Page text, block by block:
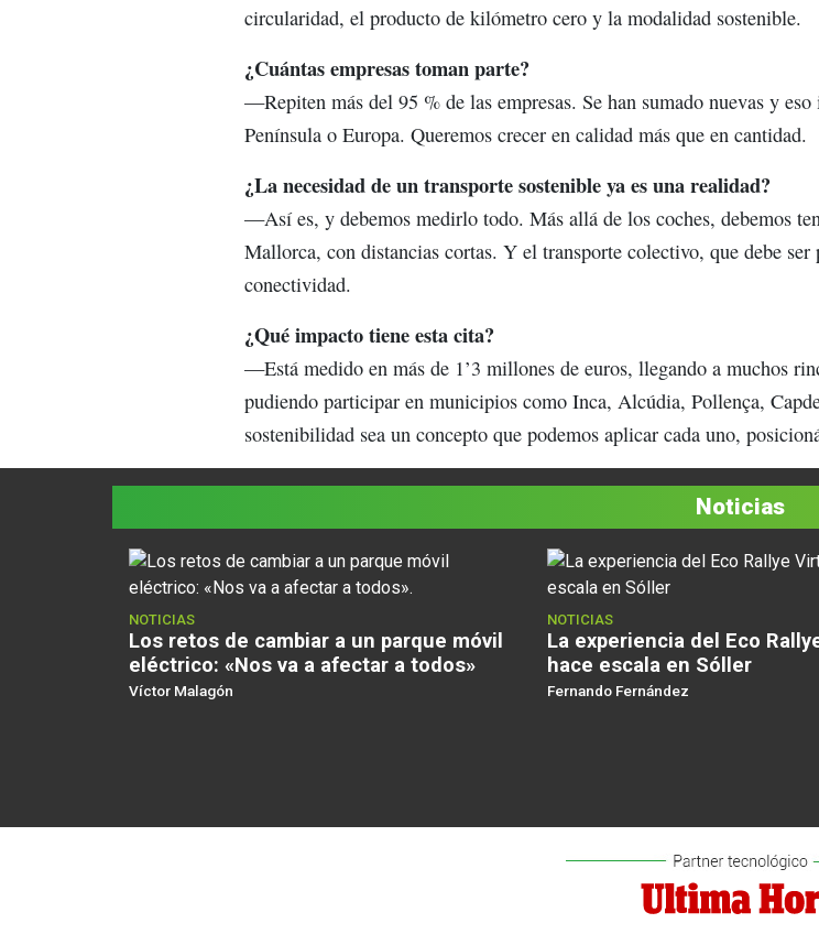
circularidad, el producto de kilómetro cero y la modalidad sostenible.
¿Cuántas empresas toman parte?
—Repiten más del 95 % de las empresas. Se han sumado nuevas y
Península o Europa. Queremos crecer en calidad más que en cantidad.
¿La necesidad de un transporte sostenible ya es una realidad?
—Así es, y debemos medirlo todo. Más allá de los coches, debemos
Mallorca, con distancias cortas. Y el transporte colectivo, que debe
conectividad.
¿Qué impacto tiene esta cita?
—Está medido en más de 1’3 millones de euros, llegando a muchos
pudiendo participar en municipios como Inca, Alcúdia, Pollença,
sostenibilidad sea un concepto que podemos aplicar cada uno,
Noticias
NOTICIAS
Los retos de cambiar a un parque móvil
eléctrico: «Nos va a afectar a todos»
Víctor Malagón
NOTICIAS
La experiencia del Eco
hace escala en Sóller
Fernando Fernández